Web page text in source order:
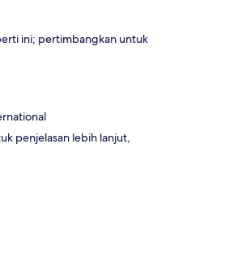
ini; pertimbangkan untuk
penjelasan lebih lanjut,